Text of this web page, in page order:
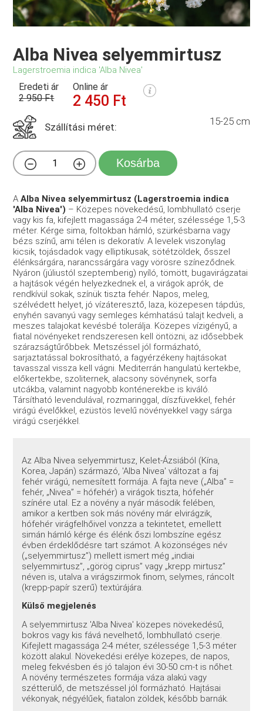
Alba Nivea selyemmirtusz
Lagerstroemia indica 'Alba Nivea'
Eredeti ár
2 950 Ft
Online ár
2 450 Ft
Szállítási méret: 15-25 cm
Kosárba
A Alba Nivea selyemmirtusz (Lagerstroemia indica
'Alba Nivea') – Közepes növekedésű, lombhullató cserje
vagy kis fa, kifejlett magassága 2-4 méter, szélessége 1,5-3
méter. Kérge sima, foltokban hámló, szürkésbarna vagy
bézs színű, ami télen is dekoratív. A levelek viszonylag
kicsik, tojásdadok vagy elliptikusak, sötétzöldek, ősszel
élénksárgára, narancssárgára vagy vörösre színeződnek.
Nyáron (júliustól szeptemberig) nyíló, tömött, bugavirágzatai
a hajtások végén helyezkednek el, a virágok aprók, de
rendkívül sokak, színük tiszta fehér. Napos, meleg,
szélvédett helyet, jó vízáteresztő, laza, közepesen tápdús,
enyhén savanyú vagy semleges kémhatású talajt kedveli, a
meszes talajokat kevésbé tolerálja. Közepes vízigényű, a
fiatal növényeket rendszeresen kell öntözni, az idősebbek
szárazságtűrőbbek. Metszéssel jól formázható,
sarjaztatással bokrosítható, a fagyérzékeny hajtásokat
tavasszal vissza kell vágni. Mediterrán hangulatú kertekbe,
előkertekbe, szoliternek, alacsony sövénynek, sorfa
utcákba, valamint nagyobb konténerekbe is kiváló.
Társítható levendulával, rozmaringgal, díszfüvekkel, fehér
virágú évelőkkel, ezüstös levelű növényekkel vagy sárga
virágú cserjékkel.
Az Alba Nivea selyemmirtusz, Kelet-Ázsiából (Kína,
Korea, Japán) származó, 'Alba Nivea' változat a faj
fehér virágú, nemesített formája. A fajta neve („Alba” =
fehér, „Nivea” = hófehér) a virágok tiszta, hófehér
színére utal. Ez a növény a nyár második felében,
amikor a kertben sok más növény már elvirágzik,
hófehér virágfelhőivel vonzza a tekintetet, emellett
simán hámló kérge és élénk őszi lombszíne egész
évben érdeklődésre tart számot. A közönséges név
(„selyemmirtusz”) mellett ismert még „indiai
selyemmirtusz”, „görög ciprus” vagy „krepp mirtusz”
néven is, utalva a virágszirmok finom, selymes, ráncolt
(krepp-papír szerű) textúrájára.
Külső megjelenés
A selyemmirtusz 'Alba Nivea' közepes növekedésű,
bokros vagy kis fává nevelhető, lombhullató cserje.
Kifejlett magassága 2-4 méter, szélessége 1,5-3 méter
között alakul. Növekedési erélye közepes, de napos,
meleg fekvésben és jó talajon évi 30-50 cm-t is nőhet.
A növény természetes formája váza alakú vagy
szétterülő, de metszéssel jól formázható. Hajtásai
vékonyak, négyélűek, fiatalon zöldek, később barnák.